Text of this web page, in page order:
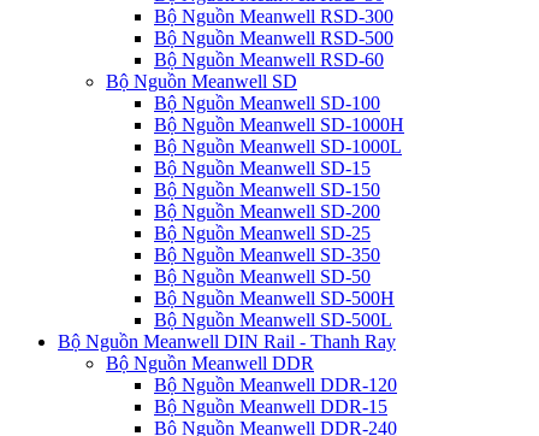
Bộ Nguồn Meanwell RSD-300
Bộ Nguồn Meanwell RSD-500
Bộ Nguồn Meanwell RSD-60
Bộ Nguồn Meanwell SD
Bộ Nguồn Meanwell SD-100
Bộ Nguồn Meanwell SD-1000H
Bộ Nguồn Meanwell SD-1000L
Bộ Nguồn Meanwell SD-15
Bộ Nguồn Meanwell SD-150
Bộ Nguồn Meanwell SD-200
Bộ Nguồn Meanwell SD-25
Bộ Nguồn Meanwell SD-350
Bộ Nguồn Meanwell SD-50
Bộ Nguồn Meanwell SD-500H
Bộ Nguồn Meanwell SD-500L
Bộ Nguồn Meanwell DIN Rail - Thanh Ray
Bộ Nguồn Meanwell DDR
Bộ Nguồn Meanwell DDR-120
Bộ Nguồn Meanwell DDR-15
Bộ Nguồn Meanwell DDR-240